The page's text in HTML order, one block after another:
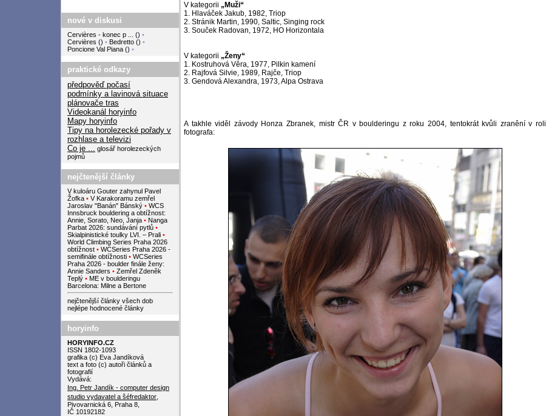
nové v diskusi
Cervières - konec p ... () •
Cervières () • Bedretto () •
Poncione Val Piana () •
praktické odkazy
předpověď počasí
podmínky a lavinová situace
plánovače tras
Videokanál horyinfo
Mapy horyinfo
Tipy na horolezecké pořady v
rozhlase a televizi
Co je ... glosář horolezeckých
pojmů
nejčtenější články
V kuloáru Gouter zahynul Pavel
Žofka • V Karakoramu zemřel
Jaroslav "Banán" Bánský • WCS
Innsbruck bouldering a obtížnost:
Annie, Sorato, Neo, Janja • Nanga
Parbat 2026: sundávání pytlů •
Skialpinistické toulky LVI. – Prali •
World Climbing Series Praha 2026
obtížnost • WCSeries Praha 2026 -
semifinále obtížnosti • WCSeries
Praha 2026 - boulder finále ženy:
Annie Sanders • Zemřel Zdeněk
Teplý • ME v boulderingu
Barcelona: Milne a Bertone
nejčtenější články všech dob
nejlépe hodnocené články
horyinfo
HORYINFO.CZ
ISSN 1802-1093
grafika (c) Eva Jandíková
text a foto (c) autoři článků a
fotografií
Vydává:
Ing. Petr Jandík - computer design
studio vydavatel a šéfredaktor
Pivovarnická 6, Praha 8,
IČ 10192182
V kategorii „Muži“
1. Hlaváček Jakub, 1982, Triop
2. Stránik Martin, 1990, Saltic, Singing rock
3. Souček Radovan, 1972, HO Horizontala
V kategorii „Ženy“
1. Kostruhová Věra, 1977, Pilkin kamení
2. Rajfová Silvie, 1989, Rajče, Triop
3. Gendová Alexandra, 1973, Alpa Ostrava
A takhle viděl závody Honza Zbranek, mistr ČR v boulderingu z roku 2004, tentokrát kvůli zranění v roli
fotografa: